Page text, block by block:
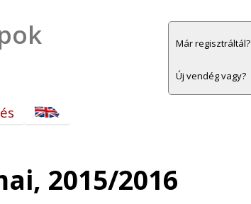
Már regisztráltál?
Új vendég vagy?
2015/2016